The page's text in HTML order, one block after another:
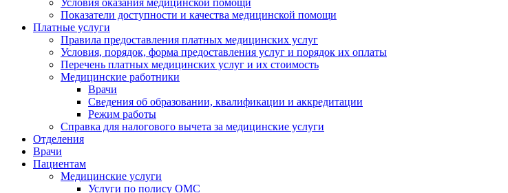
Условия оказания медицинской помощи
Показатели доступности и качества медицинской помощи
Платные услуги
Правила предоставления платных медицинских услуг
Условия, порядок, форма предоставления услуг и порядок их оплаты
Перечень платных медицинских услуг и их стоимость
Медицинские работники
Врачи
Сведения об образовании, квалификации и аккредитации
Режим работы
Справка для налогового вычета за медицинские услуги
Отделения
Врачи
Пациентам
Медицинские услуги
Услуги по полису ОМС